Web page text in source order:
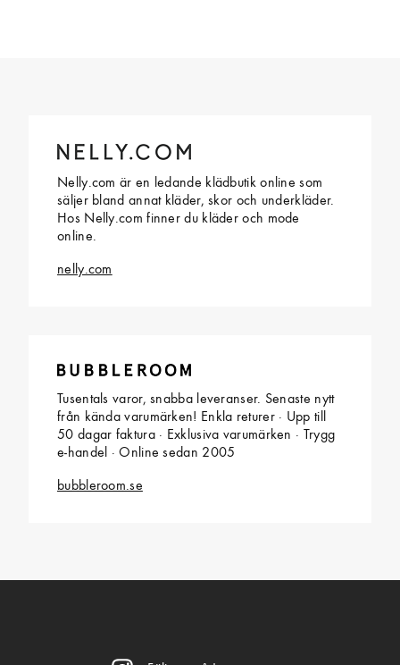
Nelly.com är en ledande klädbutik online som
säljer bland annat kläder, skor och underkläder.
Hos Nelly.com finner du kläder och mode
online.
nelly.com
Tusentals varor, snabba leveranser. Senaste nytt
från kända varumärken! Enkla returer · Upp till
50 dagar faktura · Exklusiva varumärken · Trygg
e-handel · Online sedan 2005
bubbleroom.se